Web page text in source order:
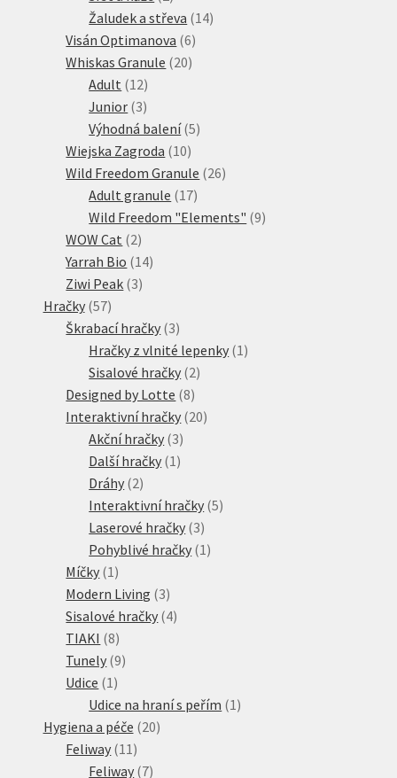
produkty
Žaludek a střeva 1414
Visán Optimanova 66
produktů
Whiskas Granule 2020
Adult 1212
produktů
Junior 33
produkty
Výhodná balení 55
Wiejska Zagroda 1010
produktů
Wild Freedom Granule 2626
Adult granule 1717
produktů
Wild Freedom "Elements" 99
WOW Cat 22
produkty
Yarrah Bio 1414
Ziwi Peak 33
Hračky 5757
produktů
Škrabací hračky 33
produkty
Hračky z vlnité lepenky 1 1
Sisalové hračky 22
Designed by Lotte 88
produktů
Interaktivní hračky 2020
Akční hračky 33
produkty
Další hračky 1 1
Dráhy 22
produkty
Interaktivní hračky 55
Laserové hračky 33
produkty
Pohyblivé hračky 1 1
Míčky 1 1
produkt
Modern Living 33
produkty
Sisalové hračky 44
TIAKI 88
produktů
Tunely 99
Udice 1 1
produkt
Udice na hraní s peřím 1 1
Hygiena a péče 2020
Feliway 11 11
produktů
Feliway 77